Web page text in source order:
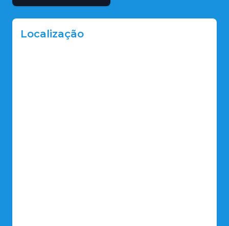
Localização